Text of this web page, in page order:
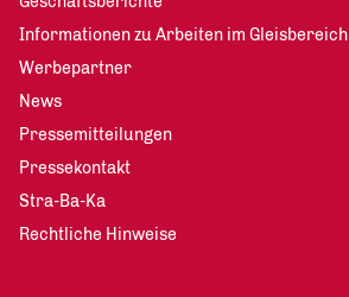
Informationen zu Arbeiten im Gleisbereich
Werbepartner
News
Pressemitteilungen
Pressekontakt
Stra-Ba-Ka
Rechtliche Hinweise